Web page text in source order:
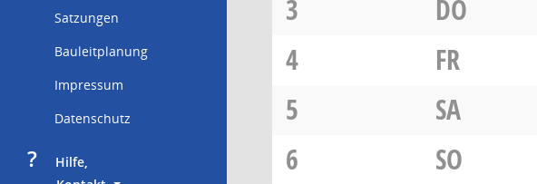
Satzungen
Bauleitplanung
Impressum
Datenschutz
?
     Hilfe,
3
DO
4
FR
5
SA
6
SO